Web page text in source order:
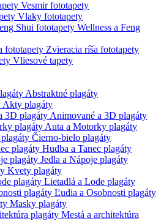
Vesmir fototapety
Vlaky fototapety
Wellness a Feng
Zvieracia ríša fototapety
Vliesové tapety
Abstraktné plagáty
Akty plagáty
Animované a 3D plagáty
Auta a Motorky plagáty
Čierno-bielo plagáty
Hudba a Tanec plagáty
Jedla a Nápoje plagáty
Kvety plagáty
Lietadlá a Lode plagáty
Ľudia a Osobnosti plagáty
Masky plagáty
Mestá a architektúra